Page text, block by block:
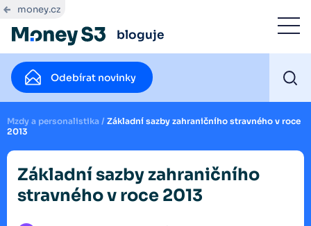
money.cz
bloguje
Odebírat novinky
Mzdy a personalistika / Základní sazby zahraničního stravného v roce
2013
Základní sazby zahraničního
stravného v roce 2013